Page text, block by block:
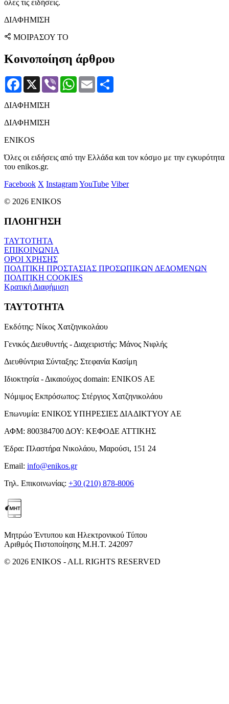
όλες τις ειδήσεις.
ΔΙΑΦΗΜΙΣΗ
ΜΟΙΡΑΣΟΥ ΤΟ
Κοινοποίηση άρθρου
Facebook
X Viber WhatsApp
Email
ΔΙΑΦΗΜΙΣΗ
ΔΙΑΦΗΜΙΣΗ
ENIKOS
Όλες οι ειδήσεις από την Ελλάδα και τον κόσμο με την εγκυρότητα
του enikos.gr.
Facebook X InstagramYouTube Viber
© 2026 ENIKOS
ΠΛΟΗΓΗΣΗ
ΤΑΥΤΟΤΗΤΑ
ΕΠΙΚΟΙΝΩΝΙΑ
ΟΡΟΙ ΧΡΗΣΗΣ
ΠΟΛΙΤΙΚΗ ΠΡΟΣΤΑΣΙΑΣ ΠΡΟΣΩΠΙΚΩΝ ΔΕΔΟΜΕΝΩΝ
ΠΟΛΙΤΙΚΗ COOKIES
Κρατική Διαφήμιση
ΤΑΥΤΟΤΗΤΑ
Εκδότης: Νίκος Χατζηνικολάου
Γενικός Διευθυντής - Διαχειριστής: Μάνος Νιφλής
Διευθύντρια Σύνταξης: Στεφανία Κασίμη
Ιδιοκτησία - Δικαιούχος domain: ENIKOS AE
Νόμιμος Εκπρόσωπος: Στέργιος Χατζηνικολάου
Επωνυμία: ΕΝΙΚΟΣ ΥΠΗΡΕΣΙΕΣ ΔΙΑΔΙΚΤΥΟΥ ΑΕ
ΑΦΜ: 800384700 ΔΟΥ: ΚΕΦΟΔΕ ΑΤΤΙΚΗΣ
Έδρα: Πλαστήρα Νικολάου, Μαρούσι, 151 24
Email: info@enikos.gr
Τηλ. Επικοινωνίας: +30 (210) 878-8006
Μητρώο Έντυπου και Ηλεκτρονικού Τύπου
Αριθμός Πιστοποίησης Μ.Η.Τ. 242097
© 2026 ENIKOS - ALL RIGHTS RESERVED